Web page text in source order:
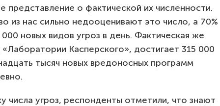
представление о фактической их численности.
из нас сильно недооценивают это число, а 70%
новых видов угроз в день. Фактическая же
Касперского», достигает 315 000
тысяч новых вредоносных программ
числа угроз, респонденты отметили, что знают